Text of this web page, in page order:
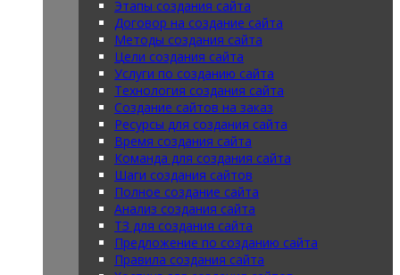
Этапы создания сайта
Договор на создание сайта
Методы создания сайта
Цели создания сайта
Услуги по созданию сайта
Технология создания сайта
Создание сайтов на заказ
Ресурсы для создания сайта
Время создания сайта
Команда для создания сайта
Шаги создания сайтов
Полное создание сайта
Анализ создания сайта
ТЗ для создания сайта
Предложение по созданию сайта
Правила создания сайта